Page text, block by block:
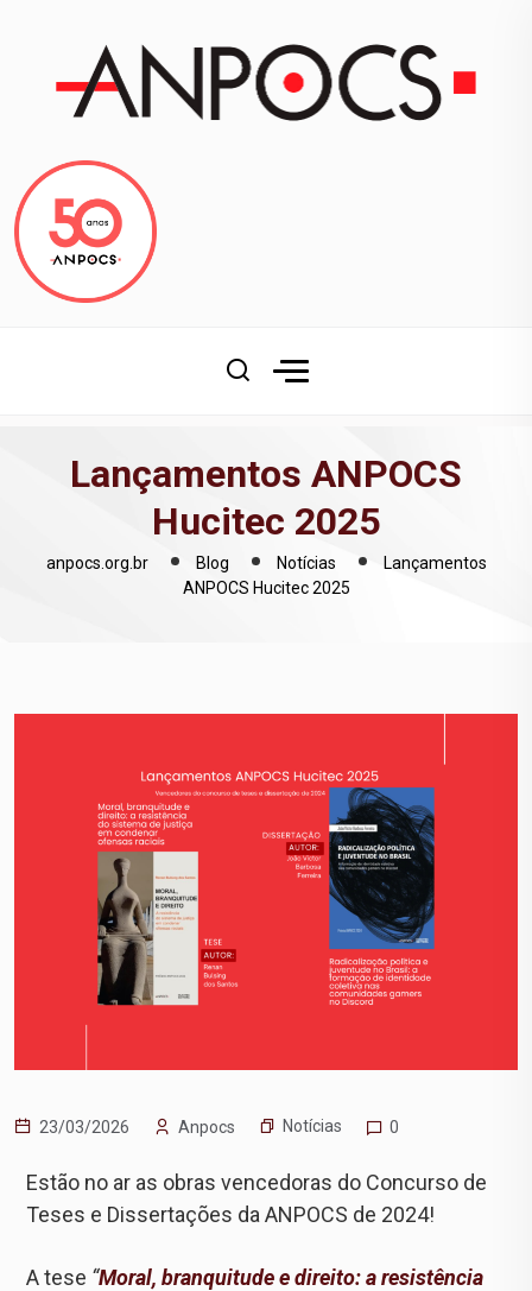
Lançamentos ANPOCS
Hucitec 2025
anpocs.org.br Blog Notícias
Lançamentos
ANPOCS Hucitec 2025
23/03/2026 Anpocs Notícias 0
Estão no ar as obras vencedoras do Concurso de
Teses e Dissertações da ANPOCS de 2024!
A tese “Moral, branquitude e direito: a resistência